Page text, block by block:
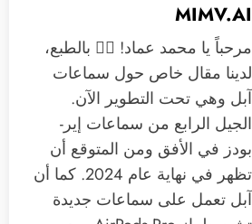
MIMV.AI
مرحباً يا محمد عماد! 🙋‍♂️ بالطبع،
لدينا مقال خاص حول سماعات
آبل وهي تحت التطوير الآن.
الجيل الرابع من سماعات إير-
بودز في الأفق ومن المتوقع أن
تظهر في نهاية عام 2024. كما أن
آبل تعمل على سماعات جديدة